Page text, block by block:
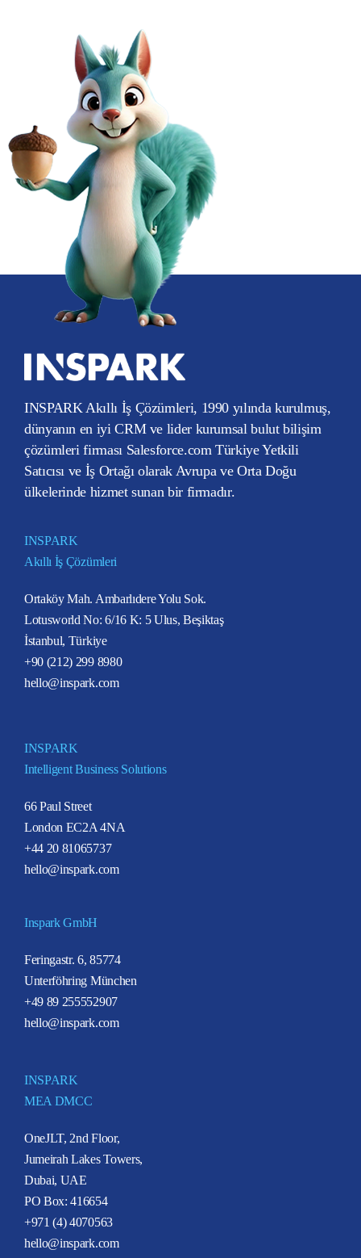
INSPARK Akıllı İş Çözümleri, 1990 yılında kurulmuş,
dünyanın en iyi CRM ve lider kurumsal bulut bilişim
çözümleri firması Salesforce.com Türkiye Yetkili
Satıcısı ve İş Ortağı olarak Avrupa ve Orta Doğu
ülkelerinde hizmet sunan bir firmadır.
INSPARK
Akıllı İş Çözümleri
Ortaköy Mah. Ambarlıdere Yolu Sok.
Lotusworld No: 6/16 K: 5 Ulus, Beşiktaş
İstanbul, Türkiye
+90 (212) 299 8980
hello@inspark.com
INSPARK
Intelligent Business Solutions
66 Paul Street
London EC2A 4NA
+44 20 81065737
hello@inspark.com
Inspark GmbH
Feringastr. 6, 85774
Unterföhring München
+49 89 255552907
hello@inspark.com
INSPARK
MEA DMCC
OneJLT, 2nd Floor,
Jumeirah Lakes Towers,
Dubai, UAE
PO Box: 416654
+971 (4) 4070563
hello@inspark.com